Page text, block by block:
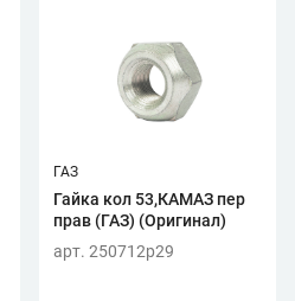
ГАЗ
Гайка кол 53,КАМАЗ пер
прав (ГАЗ) (Оригинал)
арт. 250712p29